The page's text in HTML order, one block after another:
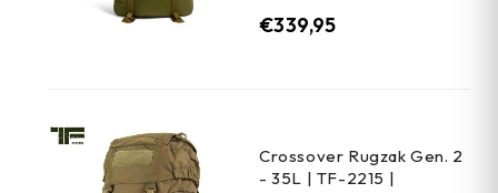
€339,95
Crossover Rugzak Gen. 2
- 35L | TF-2215 |